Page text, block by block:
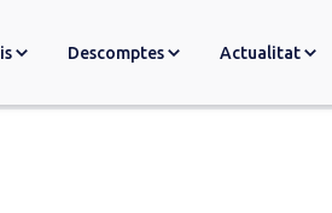
Descomptes Actualitat